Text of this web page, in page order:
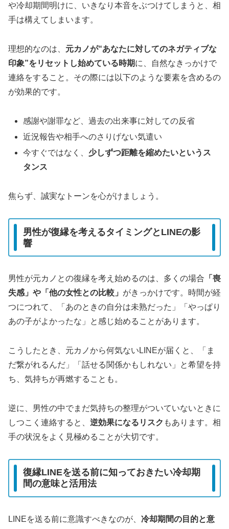
や冷却期間明けに、いきなり本音をぶつけてしまうと、相
手は構えてしまいます。
理想的なのは、 元カノが“あなたに対してのネガティブな
印象”をリセットし始めている時期に、自然なきっかけで
連絡をすること。その際には以下のような要素を含めるの
が効果的です。
感謝や謝罪など、過去の出来事に対しての反省
近況報告や相手へのさりげない気遣い
今すぐではなく、 少しずつ距離を縮めたいというス
タンス
焦らず、誠実なトーンを心がけましょう。
男性が復縁を考えるタイミングとLINEの影
響
男性が元カノとの復縁を考え始めるのは、多くの場合 「喪
失感」や「他の女性との比較」 がきっかけです。時間が経
つにつれて、「あのときの自分は未熟だった」「やっぱり
あの子がよかったな」と感じ始めることがあります。
こうしたとき、元カノから何気ないLINEが届くと、「ま
だ繋がれるんだ」「話せる関係かもしれない」と希望を持
ち、気持ちが再燃することも。
逆に、男性の中でまだ気持ちの整理がついていないときに
しつこく連絡すると、 逆効果になるリスク もあります。相
手の状況をよく見極めることが大切です。
復縁LINEを送る前に知っておきたい冷却期
間の意味と活用法
LINEを送る前に意識すべきなのが、 冷却期間の目的と意